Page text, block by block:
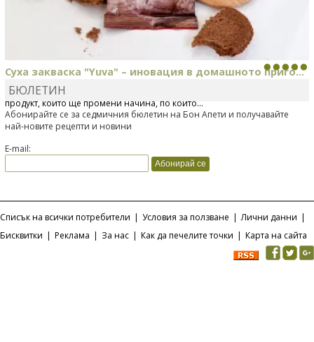
Суха закваска "Yuva" – иновация в домашното приго...
Отскоро Лесафр България стартира предлагането на изцяло нов
продукт, който ще промени начина, по който...
БЮЛЕТИН
Абонирайте се за седмичния бюлетин на Бон Апети и получавайте
най-новите рецепти и новини
E-mail:
Списък на всички потребители | Условия за ползване | Лични данни |
Бисквитки | Реклама | За нас | Как да печелите точки | Карта на сайта